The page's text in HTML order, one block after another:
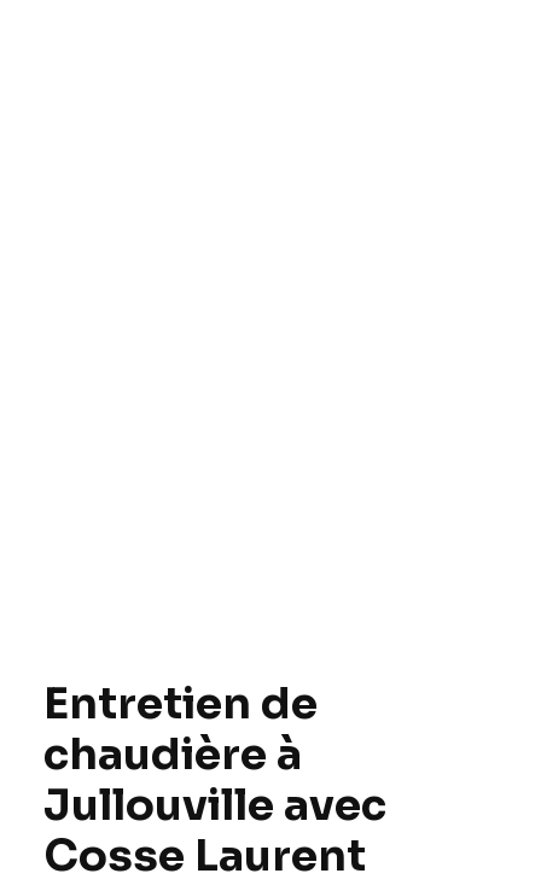
Entretien de
chaudière à
Jullouville avec
Cosse Laurent